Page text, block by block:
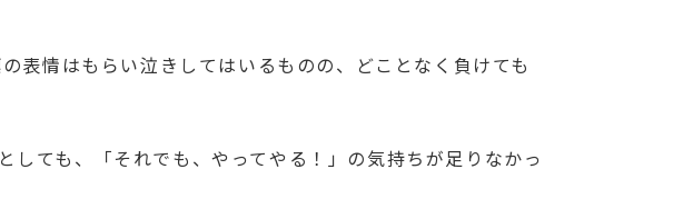
表情はもらい泣きしてはいるものの、どことなく負けても
ても、「それでも、やってやる！」の気持ちが足りなかっ